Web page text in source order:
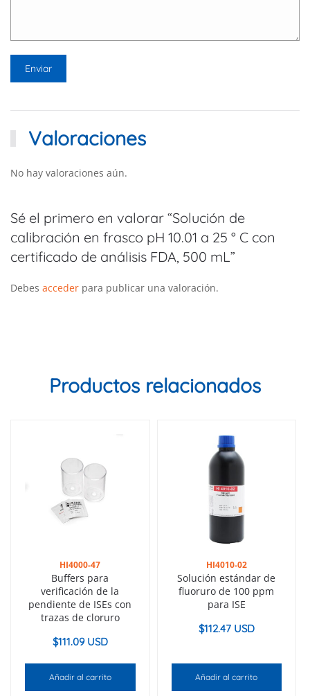
Valoraciones
No hay valoraciones aún.
Sé el primero en valorar “Solución de
calibración en frasco pH 10.01 a 25 ° C con
certificado de análisis FDA, 500 mL”
Debes acceder para publicar una valoración.
Productos relacionados
HI4000-47
Buffers para
verificación de la
pendiente de ISEs con
trazas de cloruro
$111.09 USD
Añadir al carrito
HI4010-02
Solución estándar de
fluoruro de 100 ppm
para ISE
$112.47 USD
Añadir al carrito